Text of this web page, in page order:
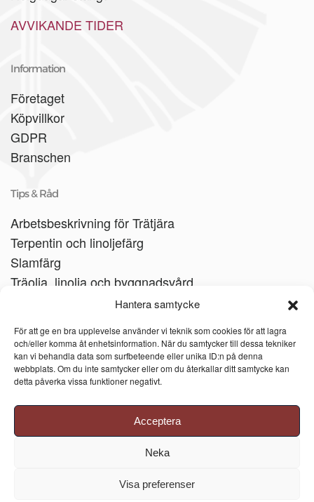
Hantera samtycke
För att ge en bra upplevelse använder vi teknik som cookies för att lagra
och/eller komma åt enhetsinformation. När du samtycker till dessa tekniker
kan vi behandla data som surfbeteende eller unika ID:n på denna
webbplats. Om du inte samtycker eller om du återkallar ditt samtycke kan
detta påverka vissa funktioner negativt.
Acceptera
Neka
Visa preferenser
AVVIKANDE TIDER
Information
Företaget
Köpvillkor
GDPR
Branschen
Tips & Råd
Arbetsbeskrivning för Trätjära
Terpentin och linoljefärg
Slamfärg
Träolja, linolja och byggnadsvård